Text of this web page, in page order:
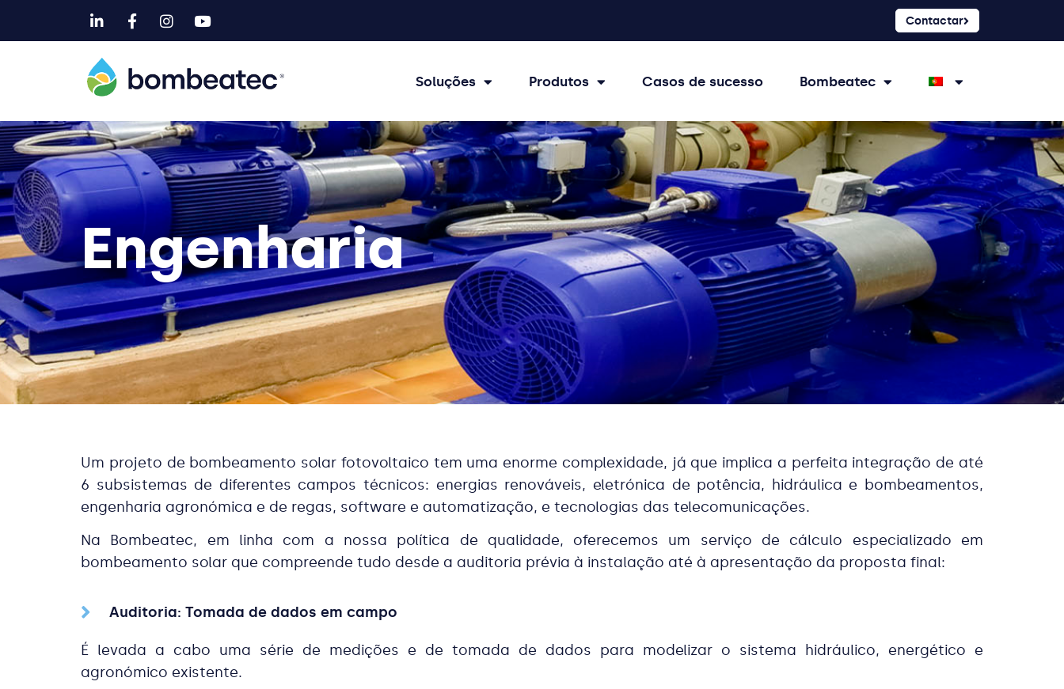
Contactar
Soluções Produtos Casos de sucesso Bombeatec
Engenharia
Um projeto de bombeamento solar fotovoltaico tem uma enorme complexidade, já que implica a perfeita integração de até
6 subsistemas de diferentes campos técnicos: energias renováveis, eletrónica de potência, hidráulica e bombeamentos,
engenharia agronómica e de regas, software e automatização, e tecnologias das telecomunicações.
Na Bombeatec, em linha com a nossa política de qualidade, oferecemos um serviço de cálculo especializado em
bombeamento solar que compreende tudo desde a auditoria prévia à instalação até à apresentação da proposta final:
Auditoria: Tomada de dados em campo
É levada a cabo uma série de medições e de tomada de dados para modelizar o sistema hidráulico, energético e
agronómico existente.